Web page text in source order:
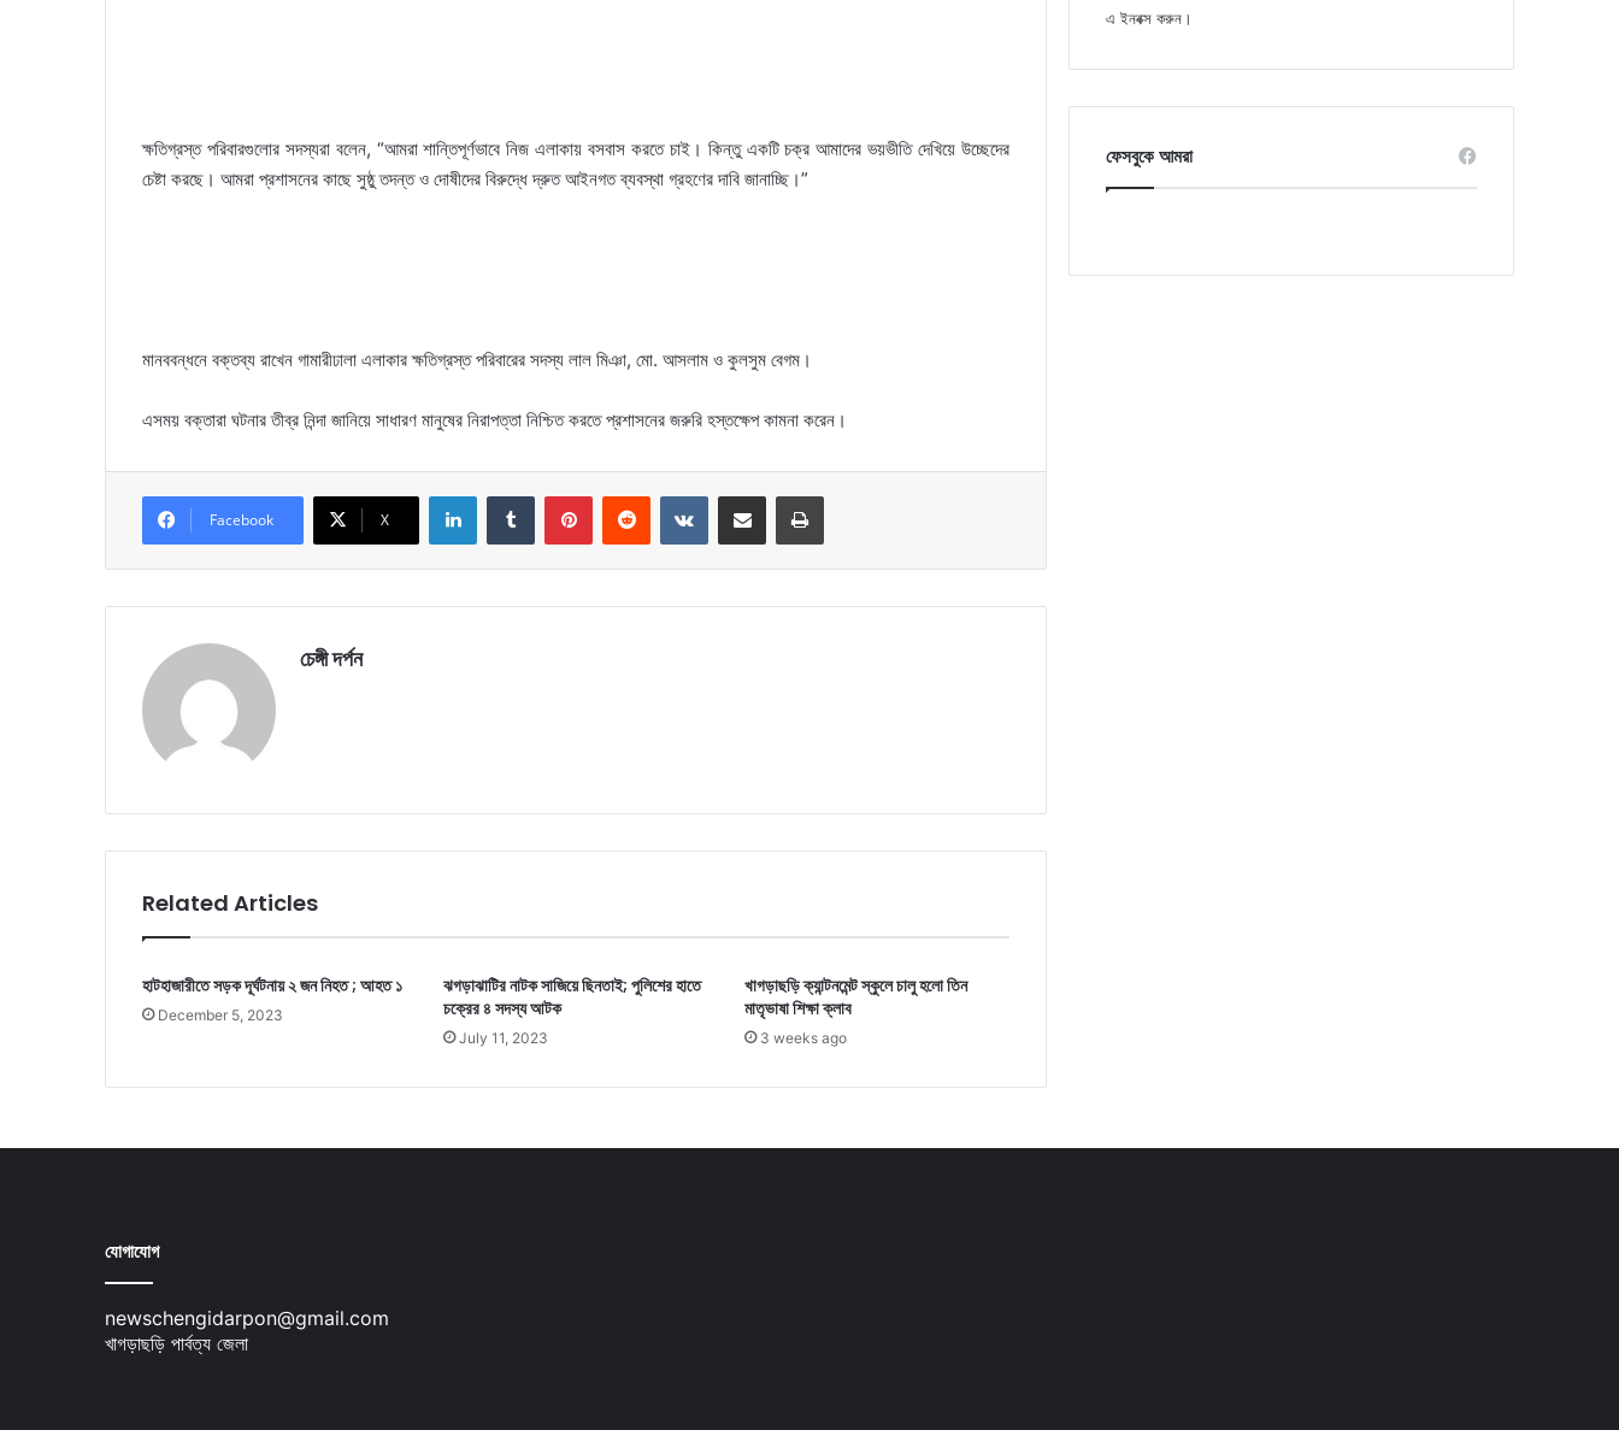
ক্ষতিগ্রস্ত পরিবারগুলোর সদস্যরা বলেন, “আমরা শান্তিপূর্ণভাবে নিজ এলাকায় বসবাস করতে চাই। কিন্তু একটি চক্র আমাদের ভয়ভীতি দেখিয়ে উচ্ছেদের
চেষ্টা করছে। আমরা প্রশাসনের কাছে সুষ্ঠু তদন্ত ও দোষীদের বিরুদ্ধে দ্রুত আইনগত ব্যবস্থা গ্রহণের দাবি জানাচ্ছি।”
মানববন্ধনে বক্তব্য রাখেন গামারীঢালা এলাকার ক্ষতিগ্রস্ত পরিবারের সদস্য লাল মিঞা, মো. আসলাম ও কুলসুম বেগম।
এসময় বক্তারা ঘটনার তীব্র নিন্দা জানিয়ে সাধারণ মানুষের নিরাপত্তা নিশ্চিত করতে প্রশাসনের জরুরি হস্তক্ষেপ কামনা করেন।
Facebook X
LinkedInTumblr PinterestReddit VKontakteShare via Email Print
চেঙ্গী দর্পন
Related Articles
হাটহাজারীতে সড়ক দূর্ঘটনায় ২ জন নিহত ; আহত ১
December 5, 2023
ঝগড়াঝাটির নাটক সাজিয়ে ছিনতাই; পুলিশের হাতে
চক্রের ৪ সদস্য আটক
July 11, 2023
খাগড়াছড়ি ক্যান্টনমেন্ট স্কুলে চালু হলো তিন
মাতৃভাষা শিক্ষা ক্লাব
3 weeks ago
এ ইনবক্স করুন।
ফেসবুকে আমরা
যোগাযোগ
newschengidarpon@gmail.com
খাগড়াছড়ি পার্বত্য জেলা